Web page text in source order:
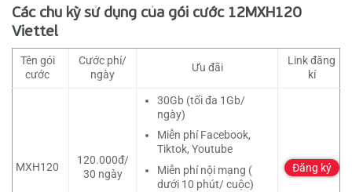
Các chu kỳ sử dụng của gói cước 12MXH120
Viettel
Tên gói
cước
Cước phí/
ngày
Ưu đãi
Link đăng
kí
MXH120
120.000đ/
30 ngày
30Gb (tối đa 1Gb/
ngày)
Miễn phí Facebook,
Tiktok, Youtube
Miễn phí nội mạng (
dưới 10 phút/ cuộc)
Đăng ký